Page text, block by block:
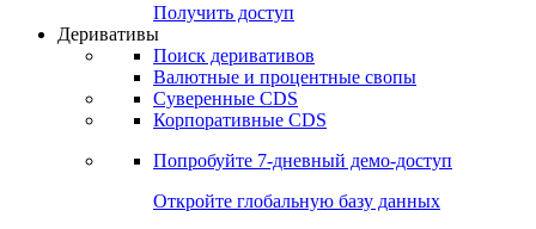
Получить доступ
Деривативы
Поиск деривативов
Валютные и процентные свопы
Суверенные CDS
Корпоративные CDS
Попробуйте 7-дневный демо-доступ
Откройте глобальную базу данных